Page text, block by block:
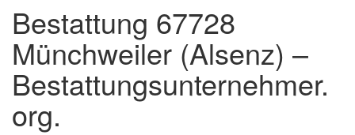
Bestattung 67728
Münchweiler (Alsenz) –
Bestattungsunternehmer.
org.